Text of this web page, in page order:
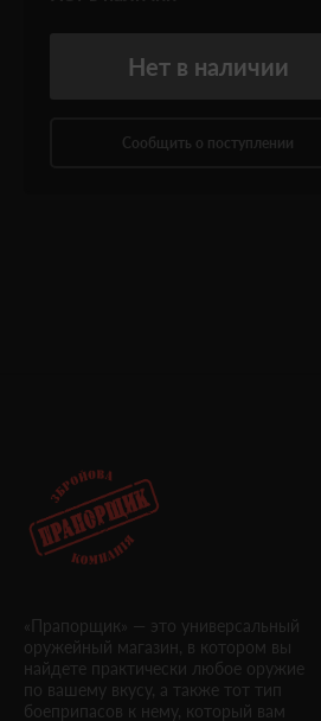
Нет в наличии
Сообщить о поступлении
«Прапорщик» — это универсальный
оружейный магазин, в котором вы
найдете практически любое оружие
по вашему вкусу, а также тот тип
боеприпасов к нему, который вам